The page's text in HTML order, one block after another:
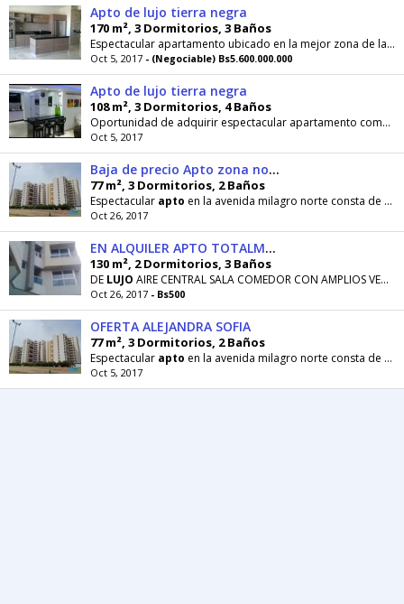
Apto de lujo tierra negra
170 m², 3 Dormitorios, 3 Baños
Espectacular apartamento ubicado en la mejor zona de la ciudad, consta de; sala comedor y cocina, 3 habitaciones la principal con vestier y baño...
Oct 5, 2017 - (Negociable) Bs5.600.000.000
Apto de lujo tierra negra
108 m², 3 Dormitorios, 4 Baños
Oportunidad de adquirir espectacular apartamento completamente actualizado ubicado en la mejor zona de la ciudad, el cual consta de, 108m2 3...
Oct 5, 2017
Baja de precio Apto zona norte
77 m², 3 Dormitorios, 2 Baños
Espectacular apto en la avenida milagro norte consta de 77m2 con pisos de porcelanato de
Oct 26, 2017
EN ALQUILER APTO TOTALMENTE AMOBLADO EN TIERRA NEGRA
130 m², 2 Dormitorios, 3 Baños
DE LUJO AIRE CENTRAL SALA COMEDOR CON AMPLIOS VENTANALES Y VISTA PANORAMICA PEQUEÑA TERRAZA 2 PUESTOS
Oct 26, 2017 - Bs500
OFERTA ALEJANDRA SOFIA
77 m², 3 Dormitorios, 2 Baños
Espectacular apto en la avenida milagro norte consta de 77m2 con pisos de porcelanato de
Oct 5, 2017